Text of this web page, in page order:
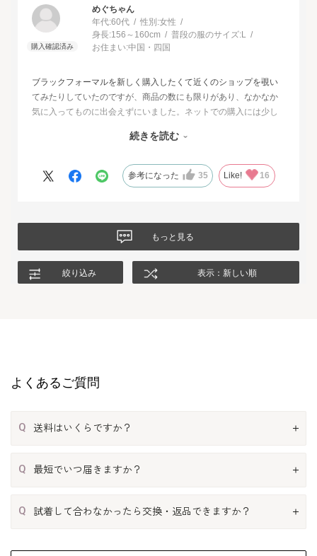
めぐちゃん
年代:60代 性別:女性
身長:156～160cm 普段の服のサイズ:L
お住まい:中国・四国
ブラックフォーマルを新しく購入したくて近くのショップを覗い
てみたりしていたのですが、商品の数にも限りがあり、なかなか
気に入ってものに出会えずにいました。ネットでの購入には少し
することが出来ました。最初に注文したものはイメージと違って
は、生地もデザインも大満足、これから長く自信をもって着用し
続きを読む
参考になった 35 Like! 16
もっと見る
絞り込み 表示：新しい順
よくあるご質問
Q 送料はいくらですか？
Q 最短でいつ届きますか？
Q 試着して合わなかったら交換・返品できますか？